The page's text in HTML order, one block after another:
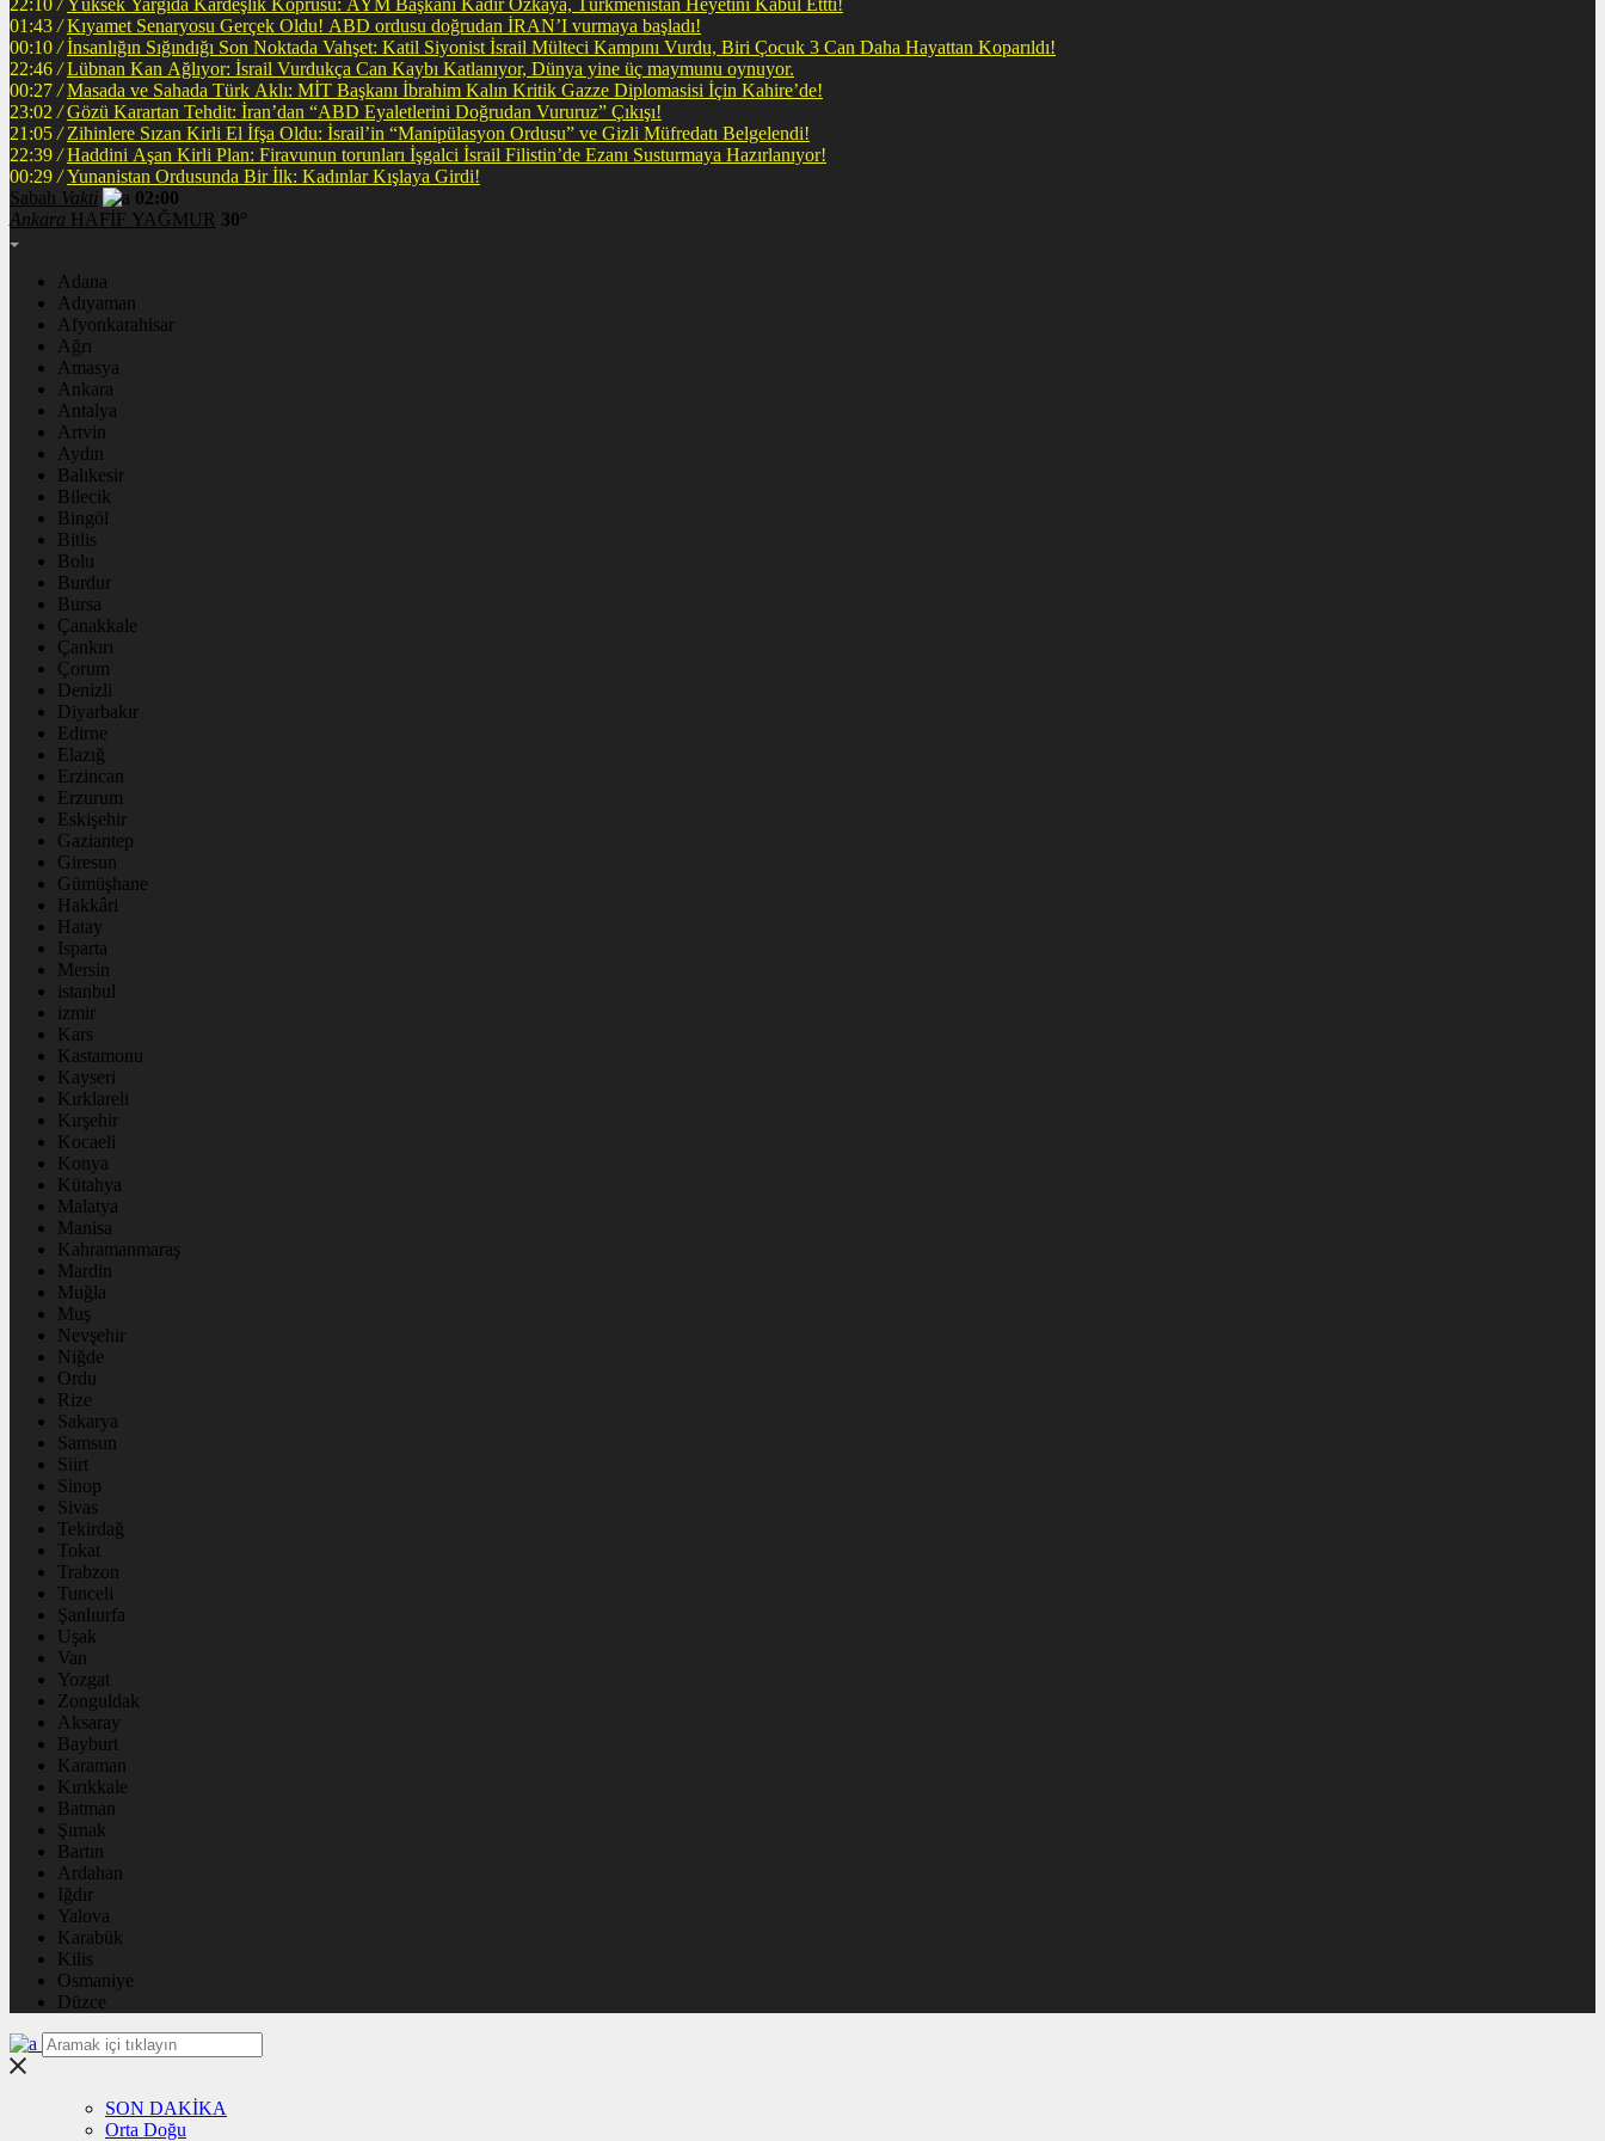
22:10 / Yüksek Yargıda Kardeşlik Köprüsü: AYM Başkanı Kadir Özkaya, Türkmenistan Heyetini Kabul Ettti!
01:43 /
Kıyamet Senaryosu Gerçek Oldu! ABD ordusu doğrudan İRAN’I vurmaya başladı!
00:10 / İnsanlığın Sığındığı Son Noktada Vahşet: Katil Siyonist İsrail Mülteci Kampını Vurdu, Biri Çocuk 3 Can Daha Hayattan Koparıldı!
22:46 / Lübnan Kan Ağlıyor: İsrail Vurdukça Can Kaybı Katlanıyor, Dünya yine üç maymunu oynuyor.
00:27 / Masada ve Sahada Türk Aklı: MİT Başkanı İbrahim Kalın Kritik Gazze Diplomasisi İçin Kahire’de!
23:02 / Gözü Karartan Tehdit: İran’dan “ABD Eyaletlerini Doğrudan Vururuz” Çıkışı!
21:05 / Zihinlere Sızan Kirli El İfşa Oldu: İsrail’in “Manipülasyon Ordusu” ve Gizli Müfredatı Belgelendi!
22:39 /
Haddini Aşan Kirli Plan: Firavunun torunları İşgalci İsrail Filistin’de Ezanı Susturmaya Hazırlanıyor!
00:29 / Yunanistan Ordusunda Bir İlk: Kadınlar Kışlaya Girdi!
Sabah Vakti
02:00
Ankara HAFİF YAĞMUR 30°
Adana
Adıyaman
Afyonkarahisar
Ağrı
Amasya
Ankara
Antalya
Artvin
Aydın
Balıkesir
Bilecik
Bingöl
Bitlis
Bolu
Burdur
Bursa
Çanakkale
Çankırı
Çorum
Denizli
Diyarbakır
Edirne
Elazığ
Erzincan
Erzurum
Eskişehir
Gaziantep
Giresun
Gümüşhane
Hakkâri
Hatay
Isparta
Mersin
istanbul
izmir
Kars
Kastamonu
Kayseri
Kırklareli
Kırşehir
Kocaeli
Konya
Kütahya
Malatya
Manisa
Kahramanmaraş
Mardin
Muğla
Muş
Nevşehir
Niğde
Ordu
Rize
Sakarya
Samsun
Siirt
Sinop
Sivas
Tekirdağ
Tokat
Trabzon
Tunceli
Şanlıurfa
Uşak
Van
Yozgat
Zonguldak
Aksaray
Bayburt
Karaman
Kırıkkale
Batman
Şırnak
Bartın
Ardahan
Iğdır
Yalova
Karabük
Kilis
Osmaniye
Düzce
SON DAKİKA
Orta Doğu